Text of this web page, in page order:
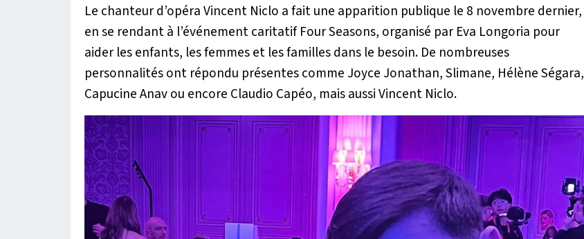
Le chanteur d’opéra Vincent Niclo a fait une apparition publique le 8 novembre dernier,
en se rendant à l’événement caritatif Four Seasons, organisé par Eva Longoria pour
aider les enfants, les femmes et les familles dans le besoin. De nombreuses
personnalités ont répondu présentes comme Joyce Jonathan, Slimane, Hélène Ségara,
Capucine Anav ou encore Claudio Capéo, mais aussi Vincent Niclo.